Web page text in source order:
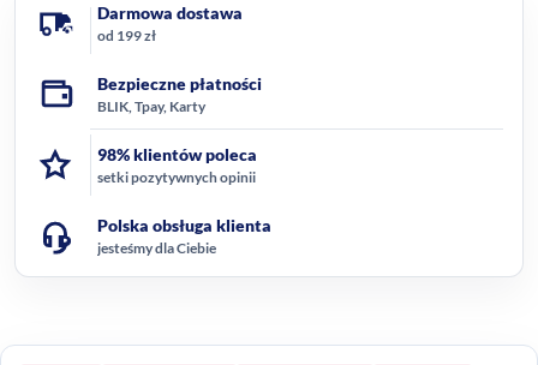
Darmowa dostawa
od 199 zł
Bezpieczne płatności
BLIK, Tpay, Karty
98% klientów poleca
setki pozytywnych opinii
Polska obsługa klienta
jesteśmy dla Ciebie